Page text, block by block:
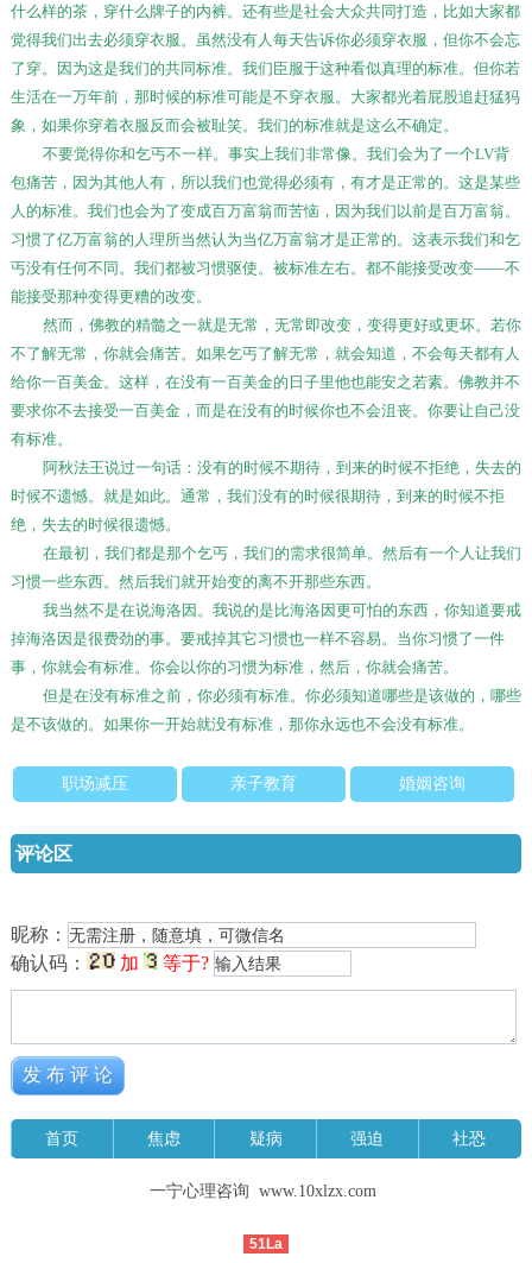
什么样的茶，穿什么牌子的内裤。还有些是社会大众共同打造，比如大家都
觉得我们出去必须穿衣服。虽然没有人每天告诉你必须穿衣服，但你不会忘
了穿。因为这是我们的共同标准。我们臣服于这种看似真理的标准。但你若
生活在一万年前，那时候的标准可能是不穿衣服。大家都光着屁股追赶猛犸
象，如果你穿着衣服反而会被耻笑。我们的标准就是这么不确定。
不要觉得你和乞丐不一样。事实上我们非常像。我们会为了一个LV背
包痛苦，因为其他人有，所以我们也觉得必须有，有才是正常的。这是某些
人的标准。我们也会为了变成百万富翁而苦恼，因为我们以前是百万富翁。
习惯了亿万富翁的人理所当然认为当亿万富翁才是正常的。这表示我们和乞
丐没有任何不同。我们都被习惯驱使。被标准左右。都不能接受改变——不
能接受那种变得更糟的改变。
然而，佛教的精髓之一就是无常，无常即改变，变得更好或更坏。若你
不了解无常，你就会痛苦。如果乞丐了解无常，就会知道，不会每天都有人
给你一百美金。这样，在没有一百美金的日子里他也能安之若素。佛教并不
要求你不去接受一百美金，而是在没有的时候你也不会沮丧。你要让自己没
有标准。
阿秋法王说过一句话：没有的时候不期待，到来的时候不拒绝，失去的
时候不遗憾。就是如此。通常，我们没有的时候很期待，到来的时候不拒
绝，失去的时候很遗憾。
在最初，我们都是那个乞丐，我们的需求很简单。然后有一个人让我们
习惯一些东西。然后我们就开始变的离不开那些东西。
我当然不是在说海洛因。我说的是比海洛因更可怕的东西，你知道要戒
掉海洛因是很费劲的事。要戒掉其它习惯也一样不容易。当你习惯了一件
事，你就会有标准。你会以你的习惯为标准，然后，你就会痛苦。
但是在没有标准之前，你必须有标准。你必须知道哪些是该做的，哪些
是不该做的。如果你一开始就没有标准，那你永远也不会没有标准。
职场减压 亲子教育 婚姻咨询
评论区
昵称：
确认码：
加 等于?
首页 焦虑 疑病 强迫 社恐
一宁心理咨询 www.10xlzx.com
51La